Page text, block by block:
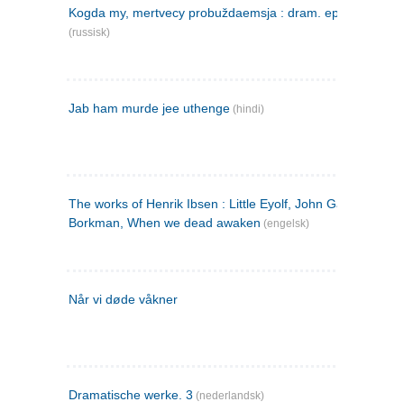
Kogda my, mertvecy probuždaemsja : dram. epilog v 3 d
(russisk)
Jab ham murde jee uthenge (hindi)
The works of Henrik Ibsen : Little Eyolf, John Gabriel
Borkman, When we dead awaken (engelsk)
Når vi døde våkner
Dramatische werke. 3 (nederlandsk)